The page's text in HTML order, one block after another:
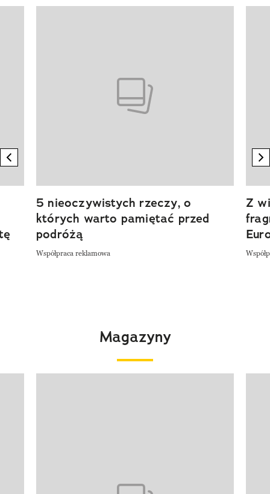
previous element
5 nieoczywistych rzeczy, o
których warto pamiętać przed
podróżą
Współpraca reklamowa
Z
Magazyny